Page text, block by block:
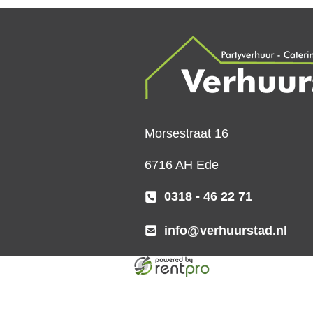
Morsestraat 16
6716 AH Ede
0318 - 46 22 71
info@verhuurstad.nl